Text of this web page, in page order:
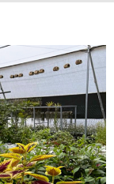
Alexandra Bedoya – La Constancia detrás de La Paletería
El Despertar de la Calidez: Acabados Dorados de FV para Elevar tu Espacio